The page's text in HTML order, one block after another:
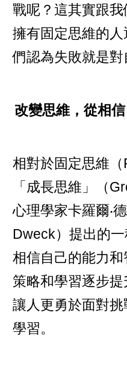
戰呢？這其實跟我
擁有固定思維的
們認為失敗就是對
改變思維，從相
相對於固定思維（
「成長思維」（
心理學家卡羅爾‧
Dweck）提出的
相信自己的能力和
策略和學習逐步
讓人更勇於面對
學習。